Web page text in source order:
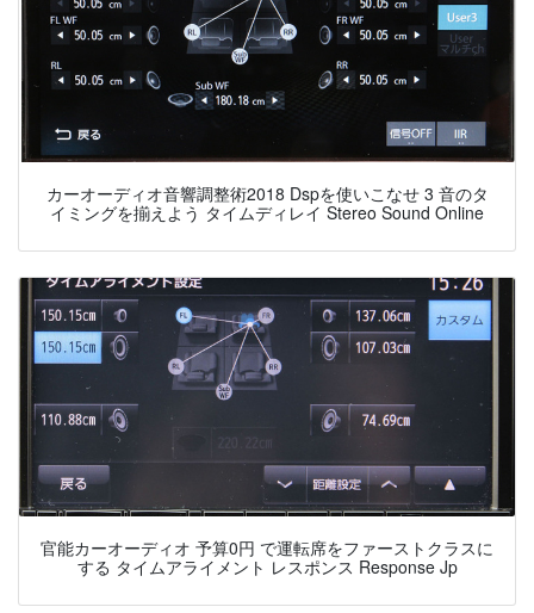
カーオーディオ音響調整術2018 Dspを使いこなせ 3 音のタ
イミングを揃えよう タイムディレイ Stereo Sound Online
官能カーオーディオ 予算0円 で運転席をファーストクラスに
する タイムアライメント レスポンス Response Jp